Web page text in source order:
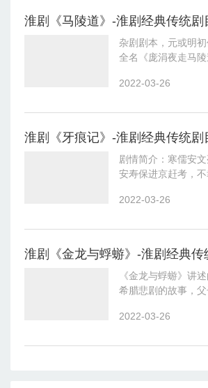
淮剧《马陵道》-淮剧经典传统剧
杂剧剧本，元或明初
全名《庞涓夜走马陵
时孙膑、庞涓同事鬼
刖去孙
2022-03-26
淮剧《牙痕记》-淮剧经典传统剧
剧情简介：寒儒安
安寿保进京赶考，不
舍子。文亮斥妻心狠
原，于
2022-03-26
淮剧《金龙与蜉蝣》-淮剧经典传
《金龙与蜉蝣》讲
希腊悲剧的故事，父
子、占媳杀子”等情
本戏剧，
2022-03-26